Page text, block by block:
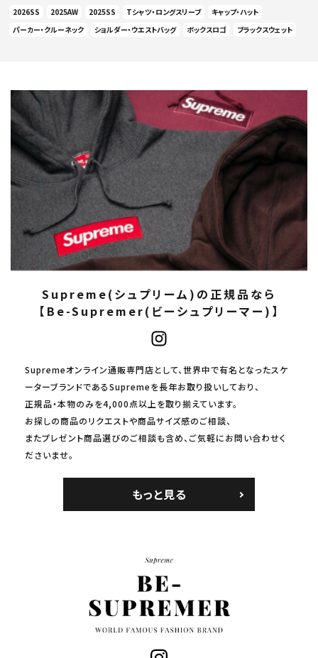
2026SS 2025AW 2025SS Tシャツ・ロングスリーブ
キャップ・ハット
パーカー・クルーネック
ショルダー・ウエストバッグ ボックスロゴ ブラックスウェット
Supreme(シュプリーム)の正規品なら
【Be-Supremer(ビーシュプリーマー)】
Supremeオンライン通販専門店として、世界中で有名となったスケ
ーターブランドであるSupremeを長年お取り扱いしており、
正規品・本物のみを4,000点以上を取り揃えています。
お探しの商品のリクエストや商品サイズ感のご相談、
またプレゼント商品選びのご相談も含め、ご気軽にお問い合わせく
ださいませ。
もっと見る